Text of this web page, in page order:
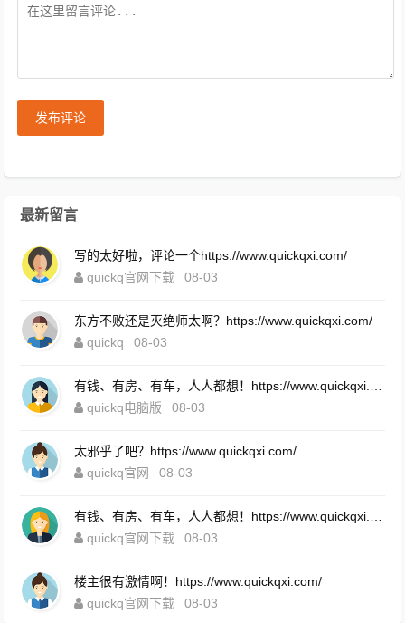
发布评论
最新留言
写的太好啦，评论一个https://www.quickqxi.com/
quickq官网下载
08-03
东方不败还是灭绝师太啊？https://www.quickqxi.com/
quickq
08-03
有钱、有房、有车，人人都想！https://www.quickqxi.com/
quickq电脑版
08-03
太邪乎了吧？https://www.quickqxi.com/
quickq官网
08-03
有钱、有房、有车，人人都想！https://www.quickqxi.com/
quickq官网下载
08-03
楼主很有激情啊！https://www.quickqxi.com/
quickq官网下载
08-03